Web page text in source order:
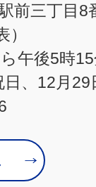
前三丁目8
午後5時
日、12月